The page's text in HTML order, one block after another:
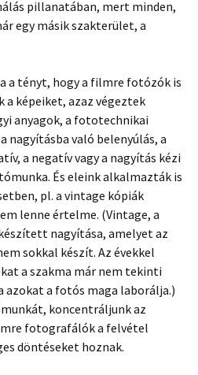
pillanatában, mert minden,
egy másik szakterület, a
a tényt, hogy a filmre fotózók is
képeiket, azaz végeztek
anyagok, a fototechnikai
nagyításba való belenyúlás, a
a negatív vagy a nagyítás kézi
És eleink alkalmazták is
pl. a vintage kópiák
lenne értelme. (Vintage, a
nagyítása, amelyet az
sokkal készít. Az évekkel
a szakma már nem tekinti
azokat a fotós maga laborálja.)
koncentráljunk az
fotografálók a felvétel
döntéseket hoznak.